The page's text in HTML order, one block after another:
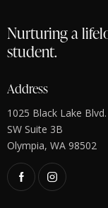
Nurturing a
student.
Address
1025 Black Lake Blvd.
SW Suite 3B
Olympia, WA 98502